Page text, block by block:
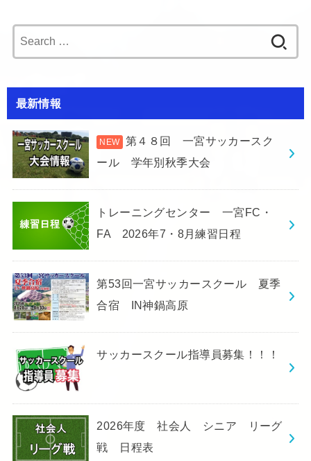
for:
最新情報
第４８回 一宮サッカースク
ール 学年別秋季大会
トレーニングセンター 一宮FC・
FA 2026年7・8月練習日程
第53回一宮サッカースクール 夏季
合宿 IN神鍋高原
サッカースクール指導員募集！！！
2026年度 社会人 シニア リーグ
戦 日程表